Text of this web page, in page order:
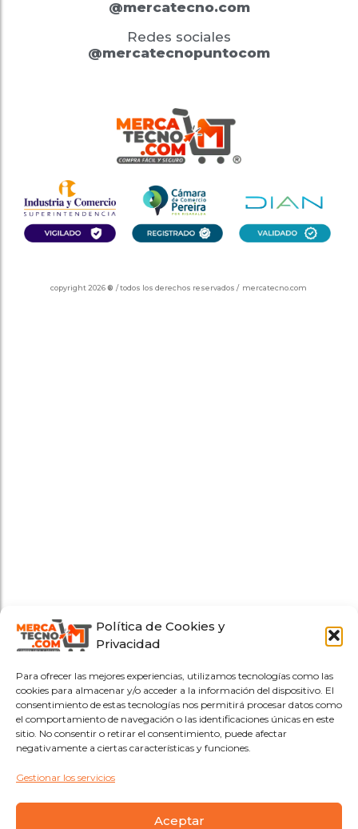
Política de Cookies y
Privacidad
Para ofrecer las mejores experiencias, utilizamos tecnologías como las
cookies para almacenar y/o acceder a la información del dispositivo. El
consentimiento de estas tecnologías nos permitirá procesar datos como
el comportamiento de navegación o las identificaciones únicas en este
sitio. No consentir o retirar el consentimiento, puede afectar
negativamente a ciertas características y funciones.
Gestionar los servicios
Aceptar
@mercatecno.com
Redes sociales
@mercatecnopuntocom
copyright 2026® / todos los derechos reservados / mercatecno.com